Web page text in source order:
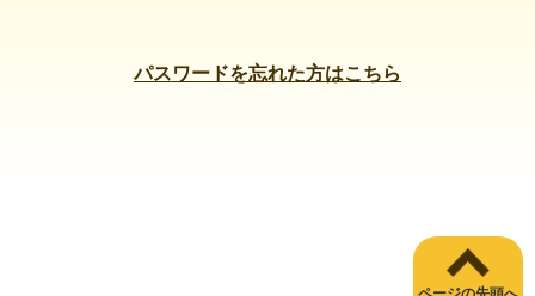
パスワードを忘れた方はこちら